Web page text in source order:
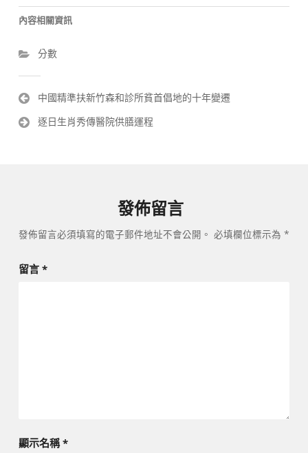
內容相關資訊
分數
文
導
中國精準扶新竹森和診所貧首倡地的十年變遷
逐日生肖秀傳醫院供膳運程
發佈留言
發佈留言必須填寫的電子郵件地址不會公開。 必填欄位標示為 *
留言 *
顯示名稱*